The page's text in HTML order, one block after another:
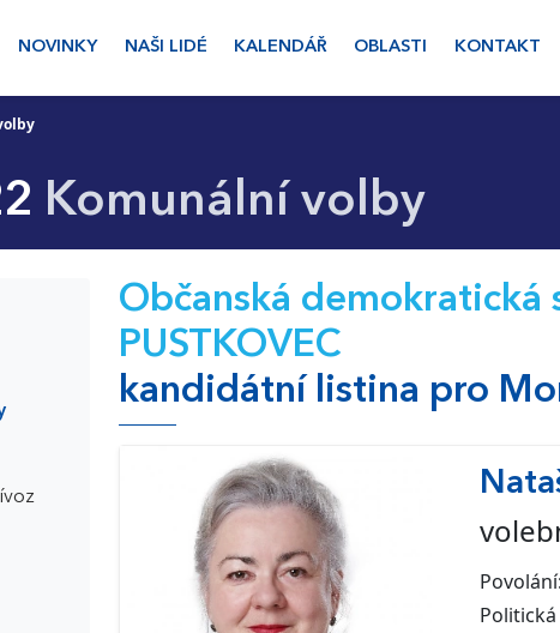
NOVINKY NAŠI LIDÉ KALENDÁŘ OBLASTI KONTAKT
Komunální volby
Občanská demokratická
PUSTKOVEC
kandidátní listina pro